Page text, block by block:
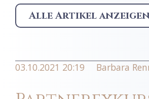
Alle Artikel
03.10.2021 20:19 Barbara